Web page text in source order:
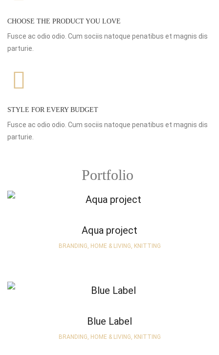
CHOOSE THE PRODUCT YOU LOVE
Fusce ac odio odio. Cum sociis natoque penatibus et magnis dis
parturie.
STYLE FOR EVERY BUDGET
Fusce ac odio odio. Cum sociis natoque penatibus et magnis dis
parturie.
Portfolio
Aqua project
BRANDING, HOME & LIVING, KNITTING
Blue Label
BRANDING, HOME & LIVING, KNITTING